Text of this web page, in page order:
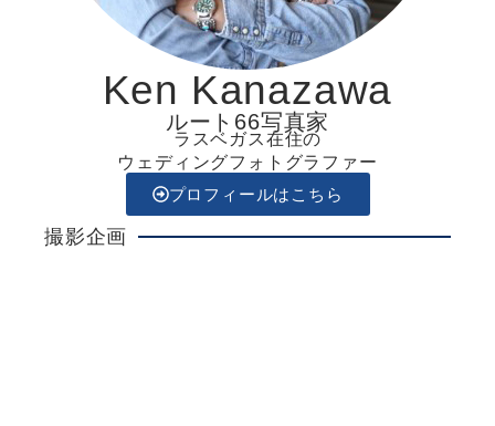
Ken Kanazawa
ルート66写真家
ラスベガス在住の
ウェディングフォトグラファー
プロフィールはこちら
撮影企画